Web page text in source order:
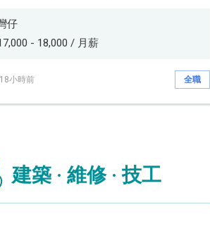
仔
- 18,000 / 月薪
小時前 全職
建築 · 維修 · 技工